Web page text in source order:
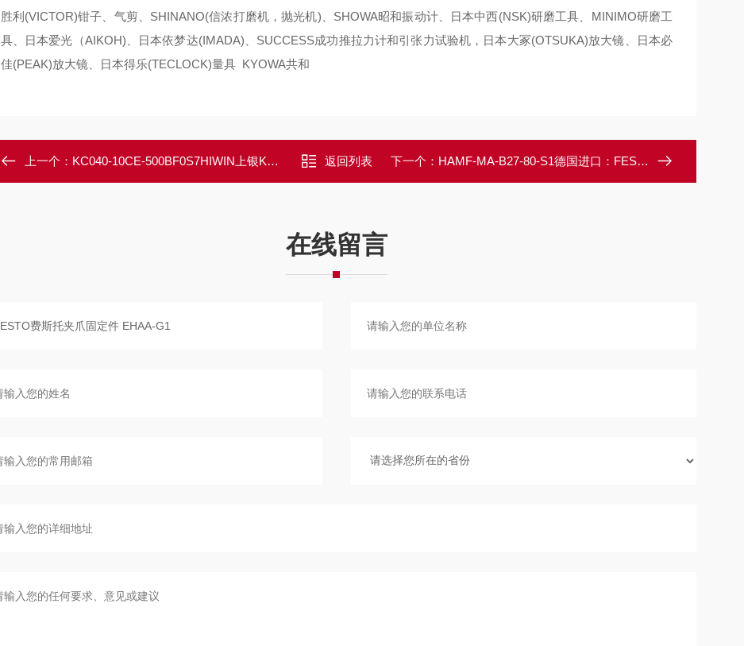
胜利(VICTOR)钳子、气剪、SHINANO(信浓打磨机，抛光机)、SHOWA昭和振动计、日本中西(NSK)研磨工具、MINIMO研磨工
具、日本爱光（AIKOH)、日本依梦达(IMADA)、SUCCESS成功推拉力计和引张力试验机，日本大冢(OTSUKA)放大镜、日本必
佳(PEAK)放大镜、日本得乐(TECLOCK)量具 KYOWA共和
上一个： KC040-10CE-500BF0S7HIWIN上银KC B-TYPE 静单轴机器人 返回列表 下一个： HAMF-MA-B27-80-S1德国进口：FESTO费斯托安装支架HAMF
在线留言